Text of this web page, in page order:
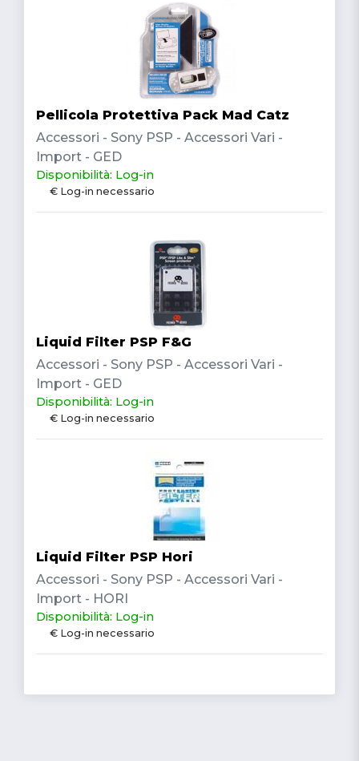
Pellicola Protettiva Pack Mad Catz
Accessori - Sony PSP - Accessori Vari -
Import - GED
Disponibilità: Log-in
€ Log-in necessario
Liquid Filter PSP F&G
Accessori - Sony PSP - Accessori Vari -
Import - GED
Disponibilità: Log-in
€ Log-in necessario
Liquid Filter PSP Hori
Accessori - Sony PSP - Accessori Vari -
Import - HORI
Disponibilità: Log-in
€ Log-in necessario